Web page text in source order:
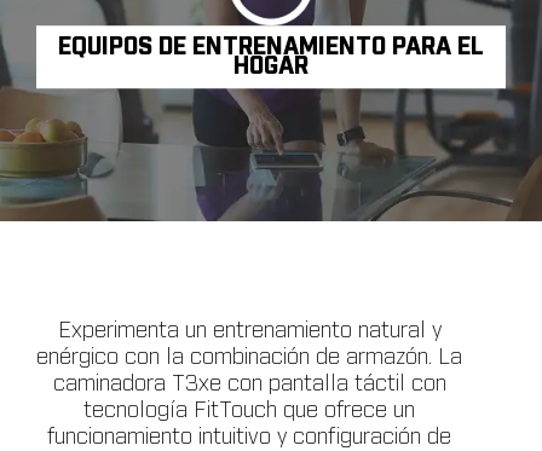
EQUIPOS DE ENTRENAMIENTO PARA EL
HOGAR
Experimenta un entrenamiento natural y
enérgico con la combinación de armazón. La
caminadora T3xe con pantalla táctil con
tecnología FitTouch que ofrece un
funcionamiento intuitivo y configuración de